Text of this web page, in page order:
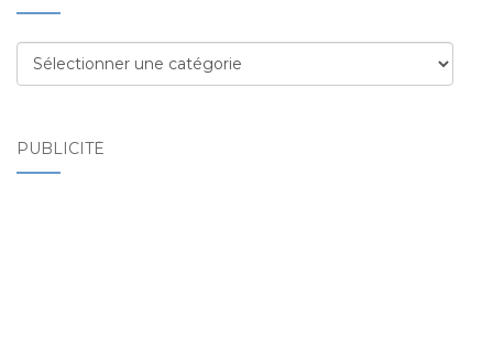
Destinations
PUBLICITÉ